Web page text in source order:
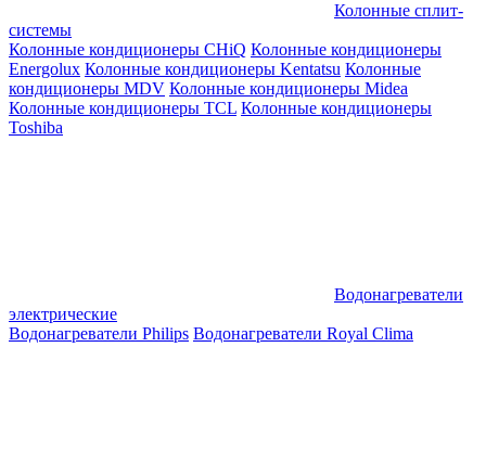
Колонные сплит-
системы
Колонные кондиционеры CHiQ Колонные кондиционеры
Energolux Колонные кондиционеры Kentatsu Колонные
кондиционеры MDV Колонные кондиционеры Midea
Колонные кондиционеры TCL Колонные кондиционеры
Toshiba
Водонагреватели
электрические
Водонагреватели Philips Водонагреватели Royal Clima